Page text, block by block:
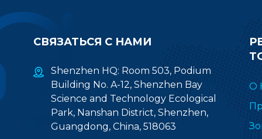
СВЯЗАТЬСЯ С НАМИ
Shenzhen HQ: Room 503, Podium
Building No. A-12, Shenzhen Bay
Science and Technology Ecological
Park, Nanshan District, Shenzhen,
Guangdong, China, 518063
О